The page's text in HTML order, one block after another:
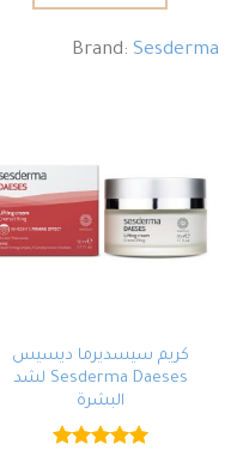
Brand:Sesderma
كريم سيسديرما ديسيس
Sesderma Daeses لشد
البشرة